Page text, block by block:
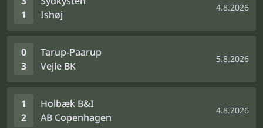
1
Ishøj
4.8.2026
0
3
Tarup-Paarup
Vejle BK
5.8.2026
1
2
Holbæk B&I
AB Copenhagen
4.8.2026